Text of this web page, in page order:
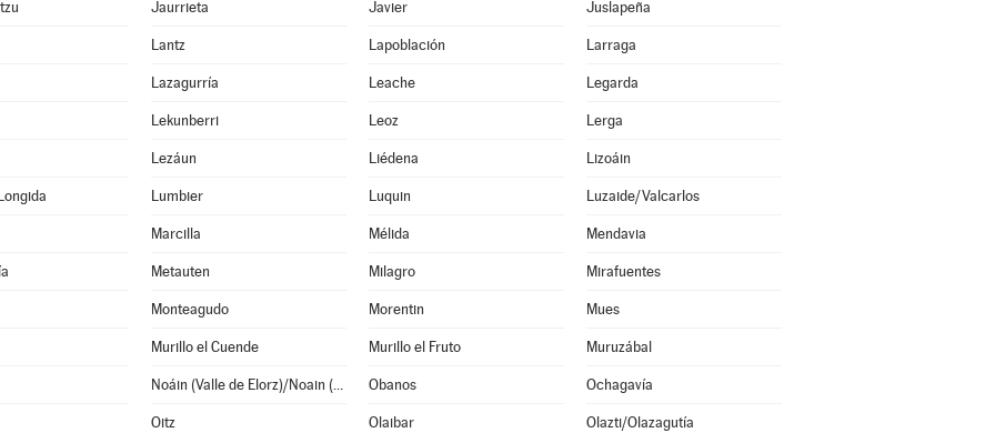
Jaurrieta Javier Juslapeña
Lantz Lapoblación Larraga
Lazagurría Leache Legarda
Lekunberri Leoz Lerga
Lezáun Liédena Lizoáin
Lumbier Luquin Luzaide/Valcarlos
Marcilla Mélida Mendavia
Metauten Milagro Mirafuentes
Monteagudo Morentin Mues
Murillo el Cuende Murillo el Fruto Muruzábal
Noáin (Valle de Elorz)/Noain (Elortzibar) Obanos Ochagavía
Oitz Olaibar Olazti/Olazagutía